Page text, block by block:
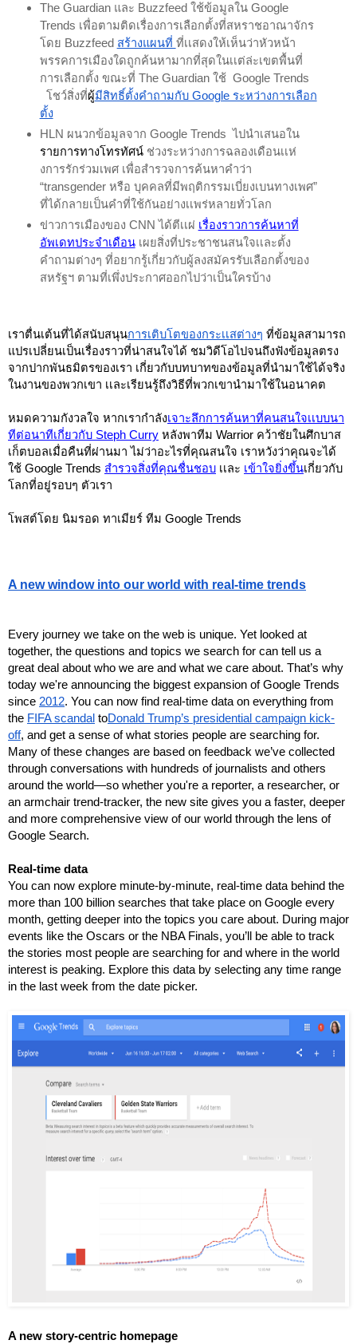
The Guardian และ Buzzfeed ใช้ข้อมูลใน Google
Trends เพื่อตามติดเรื่องการเลือกตั้งที่สหราชอาณาจักร
โดย Buzzfeed สร้างแผนที่ ที่เเสดงให้เห็นว่าหัวหน้า
พรรคการเมืองใดถูกค้นหามากที่สุดในเเต่ล่ะเขตพื้นที่
การเลือกตั้ง ขณะที่ The Guardian ใช้  Google Trends
โชว์สิ่งที่ผู้มีสิทธิ์ตั้งคำถามกับ Google ระหว่างการเลือก
ตั้ง
HLN ผนวกข้อมูลจาก Google Trends  ไปนำเสนอใน
รายการทางโทรทัศน์ ช่วงระหว่างการฉลองเดือนเเห่
งการรักร่วมเพศ เพื่อสำรวจการค้นหาคำว่า
“transgender หรือ บุคคลที่มีพฤติกรรมเบี่ยงเบนทางเพศ”
ที่ได้กลายเป็นคำที่ใช้กันอย่างเเพร่หลายทั่วโลก
ข่าวการเมืองของ CNN ได้ตีเเผ่ เรื่องราวการค้นหาที่
อัพเดทประจำเดือน เผยสิ่งที่ประชาชนสนใจเเละตั้ง
คำถามต่างๆ ที่อยากรู้เกี่ยวกับผู้ลงสมัครรับเลือกตั้งของ
สหรัฐฯ ตามที่เพึ่งประกาศออกไปว่าเป็นใครบ้าง
เราตื่นเต้นที่ได้สนับสนุนการเติบโตของกระเเสต่างๆ ที่ข้อมูลสามารถ
แปรเปลี่ยนเป็นเรื่องราวที่น่าสนใจได้ ชมวิดีโอไปจนถึงฟังข้อมูลตรง
จากปากพันธมิตรของเรา เกี่ยวกับบทบาทของข้อมูลที่นำมาใช้ได้จริง
ในงานของพวกเขา เเละเรียนรู้ถึงวิธีที่พวกเขานำมาใช้ในอนาคต
หมดความกังวลใจ หากเรากำลังเจาะลึกการค้นหาที่คนสนใจเเบบนา
ทีต่อนาทีเกี่ยวกับ Steph Curry หลังพาทีม Warrior คว้าชัยในศึกบาส
เก็ตบอลเมื่อคืนที่ผ่านมา ไม่ว่าอะไรที่คุณสนใจ เราหวังว่าคุณจะได้
ใช้ Google Trends สำรวจสิ่งที่คุณชื่นชอบ เเละ เข้าใจยิ่งขึ้นเกี่ยวกับ
โลกที่อยู่รอบๆ ตัวเรา
โพสต์โดย นิมรอด ทาเมียร์ ทีม Google Trends
A new window into our world with real-time trends
Every journey we take on the web is unique. Yet looked at
together, the questions and topics we search for can tell us a
great deal about who we are and what we care about. That’s why
today we're announcing the biggest expansion of Google Trends
since 2012. You can now find real-time data on everything from
the FIFA scandal toDonald Trump’s presidential campaign kick-
off, and get a sense of what stories people are searching for.
Many of these changes are based on feedback we’ve collected
through conversations with hundreds of journalists and others
around the world—so whether you're a reporter, a researcher, or
an armchair trend-tracker, the new site gives you a faster, deeper
and more comprehensive view of our world through the lens of
Google Search.
Real-time data
You can now explore minute-by-minute, real-time data behind the
more than 100 billion searches that take place on Google every
month, getting deeper into the topics you care about. During major
events like the Oscars or the NBA Finals, you’ll be able to track
the stories most people are searching for and where in the world
interest is peaking. Explore this data by selecting any time range
in the last week from the date picker.
A new story-centric homepage